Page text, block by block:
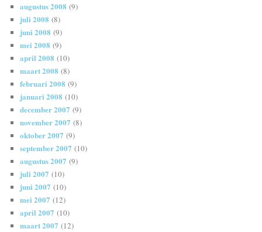
augustus 2008 (9)
juli 2008 (8)
juni 2008 (9)
mei 2008 (9)
april 2008 (10)
maart 2008 (8)
februari 2008 (9)
januari 2008 (10)
december 2007 (9)
november 2007 (8)
oktober 2007 (9)
september 2007 (10)
augustus 2007 (9)
juli 2007 (10)
juni 2007 (10)
mei 2007 (12)
april 2007 (10)
maart 2007 (12)